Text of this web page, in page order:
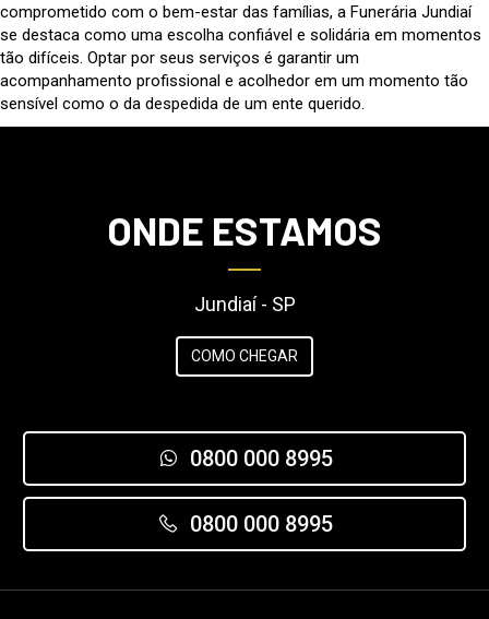
comprometido com o bem-estar das famílias, a Funerária Jundiaí
se destaca como uma escolha confiável e solidária em momentos
tão difíceis. Optar por seus serviços é garantir um
acompanhamento profissional e acolhedor em um momento tão
sensível como o da despedida de um ente querido.
ONDE ESTAMOS
Jundiaí - SP
COMO CHEGAR
0800 000 8995
0800 000 8995